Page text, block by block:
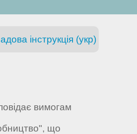
інструкція (укр)
вимогам
що